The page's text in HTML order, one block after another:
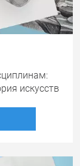
искусств